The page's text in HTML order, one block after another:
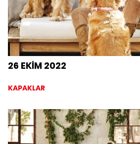
26 EKİM 2022
KAPAKLAR